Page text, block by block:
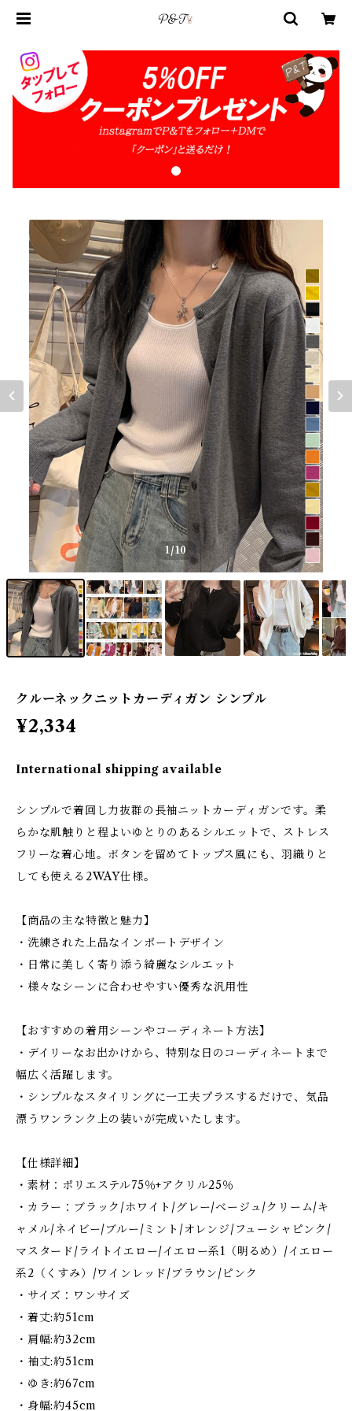
1/10
クルーネックニットカーディガン シンプル
¥2,334
International shipping available
シンプルで着回し力抜群の長袖ニットカーディガンです。柔
らかな肌触りと程よいゆとりのあるシルエットで、ストレス
フリーな着心地。ボタンを留めてトップス風にも、羽織りと
しても使える2WAY仕様。
【商品の主な特徴と魅力】
・洗練された上品なインポートデザイン
・日常に美しく寄り添う綺麗なシルエット
・様々なシーンに合わせやすい優秀な汎用性
【おすすめの着用シーンやコーディネート方法】
・デイリーなお出かけから、特別な日のコーディネートまで
幅広く活躍します。
・シンプルなスタイリングに一工夫プラスするだけで、気品
漂うワンランク上の装いが完成いたします。
【仕様詳細】
・素材：ポリエステル75％+アクリル25％
・カラー：ブラック/ホワイト/グレー/ベージュ/クリーム/キ
ャメル/ネイビー/ブルー/ミント/オレンジ/フューシャピンク/
マスタード/ライトイエロー/イエロー系1（明るめ）/イエロー
系2（くすみ）/ワインレッド/ブラウン/ピンク
・サイズ：ワンサイズ
・着丈:約51cm
・肩幅:約32cm
・袖丈:約51cm
・ゆき:約67cm
・身幅:約45cm